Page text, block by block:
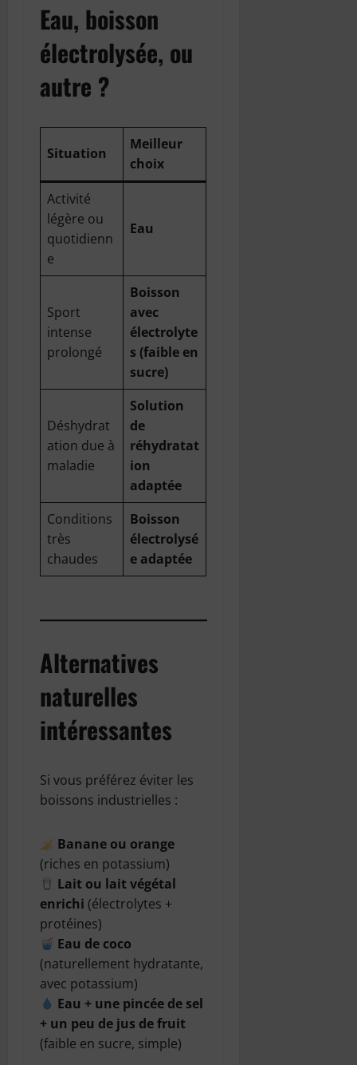
Eau, boisson
électrolysée, ou
autre ?
Situation
Meilleur
choix
Activité
légère ou
quotidienn
e
Eau
Sport
intense
prolongé
Boisson
avec
électrolyte
s (faible en
sucre)
Déshydrat
ation due à
maladie
Solution
de
réhydratat
ion
adaptée
Conditions
très
chaudes
Boisson
électrolysé
e adaptée
Alternatives
naturelles
intéressantes
Si vous préférez éviter les
boissons industrielles :
Banane ou orange
(riches en potassium)
Lait ou lait végétal
enrichi (électrolytes +
protéines)
Eau de coco
(naturellement hydratante,
avec potassium)
Eau + une pincée de sel
+ un peu de jus de fruit
(faible en sucre, simple)